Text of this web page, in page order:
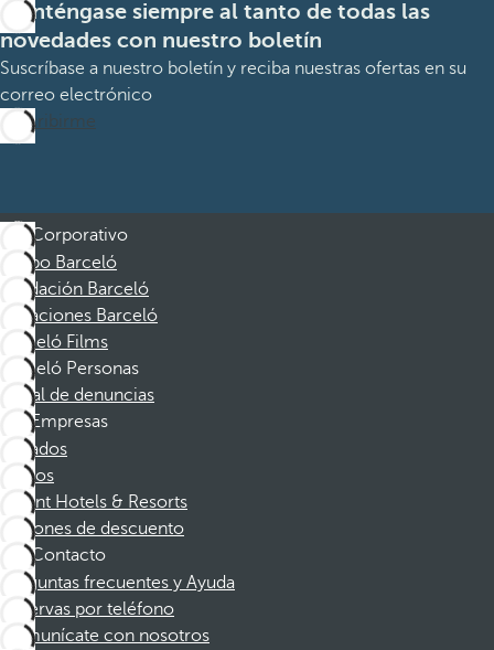
Manténgase siempre al tanto de todas las
novedades con nuestro boletín
Suscríbase a nuestro boletín y reciba nuestras ofertas en su
correo electrónico
Suscribirme
Corporativo
Grupo Barceló
Fundación Barceló
Vacaciones Barceló
Barceló Films
Barceló Personas
Canal de denuncias
Empresas
Afiliados
Socios
Dorint Hotels & Resorts
Cupones de descuento
Contacto
Preguntas frecuentes y Ayuda
Reservas por teléfono
Comunícate con nosotros